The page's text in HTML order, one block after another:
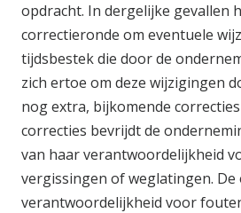
opdracht. In dergelijke gevallen
correctieronde om eventuele
tijdsbestek die door de
zich ertoe om deze wijzigingen
nog extra, bijkomende
correcties bevrijdt de
van haar verantwoordelijkheid
vergissingen of weglatingen.
verantwoordelijkheid voor